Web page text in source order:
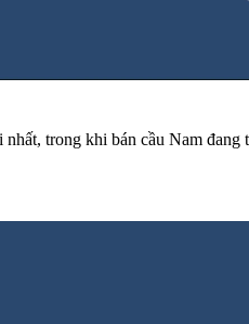
trong khi bán cầu Nam đang